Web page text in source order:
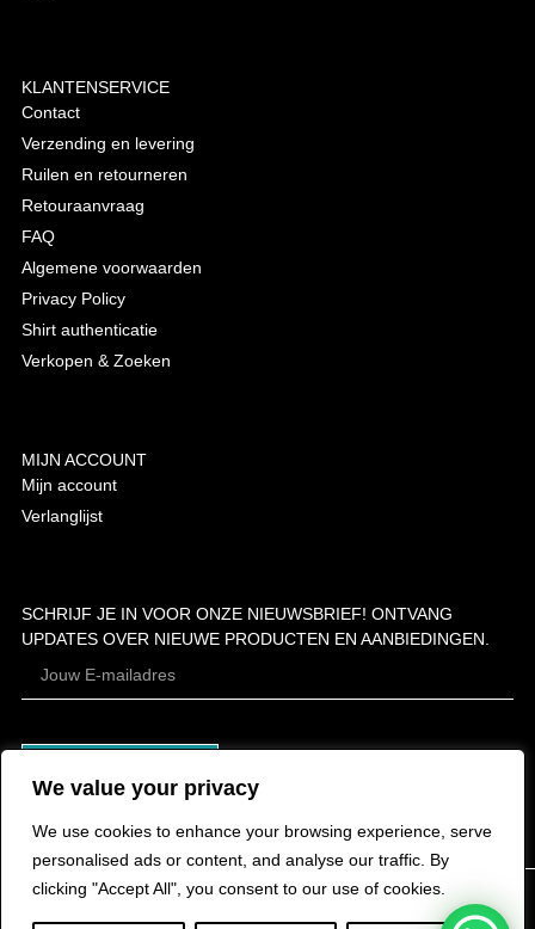
We value your privacy
We use cookies to enhance your browsing experience, serve
personalised ads or content, and analyse our traffic. By
clicking "Accept All", you consent to our use of cookies.
KLANTENSERVICE
Contact
Verzending en levering
Ruilen en retourneren
Retouraanvraag
FAQ
Algemene voorwaarden
Privacy Policy
Shirt authenticatie
Verkopen & Zoeken
MIJN ACCOUNT
Mijn account
Verlanglijst
SCHRIJF JE IN VOOR ONZE NIEUWSBRIEF! ONTVANG
UPDATES OVER NIEUWE PRODUCTEN EN AANBIEDINGEN.